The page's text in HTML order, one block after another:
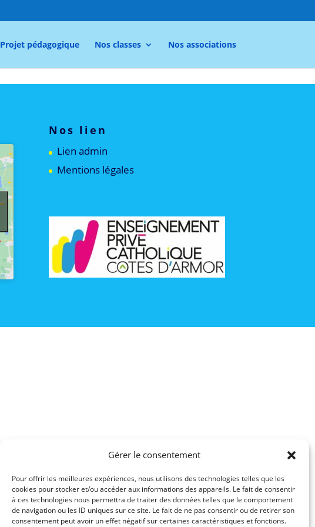
Gérer le consentement
Pour offrir les meilleures expériences, nous utilisons des technologies telles que les
cookies pour stocker et/ou accéder aux informations des appareils. Le fait de consentir
à ces technologies nous permettra de traiter des données telles que le comportement
de navigation ou les ID uniques sur ce site. Le fait de ne pas consentir ou de retirer son
consentement peut avoir un effet négatif sur certaines caractéristiques et fonctions.
Projet pédagogique Nos classes Nos associations
Nos lien
Lien admin
Mentions légales